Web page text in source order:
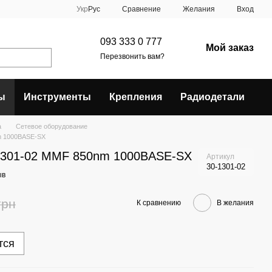
Укр Рус Сравнение Желания Вход
093 333 0 777
Перезвонить вам?
Мой заказ
Инструменты Крепления Радиодетали
Сетевое оборудование
1000BASE-SX
02 MMF 850nm 1000BASE-SX Артикул
30-1301-02
К сравнению В желания